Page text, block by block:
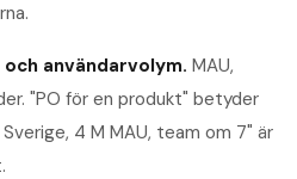
användarvolym. MAU,
"PO för en produkt" betyder
4 M MAU, team om 7" är